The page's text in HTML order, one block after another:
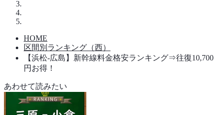
HOME
区間別ランキング（西）
【浜松-広島】新幹線料金格安ランキング⇒往復10,700
円お得！
あわせて読みたい